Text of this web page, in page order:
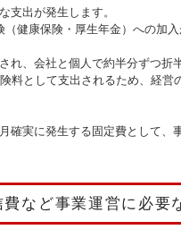
支出が発生します。
健康保険・厚生年金）への加
れ、会社と個人で約半分ずつ折
料として支出されるため、経
確実に発生する固定費として、
など事業運営に必要